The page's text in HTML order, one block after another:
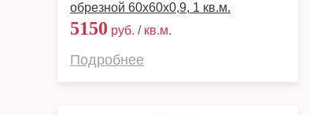
обрезной 60x60x0,9, 1 кв.м.
5150 руб. / кв.м.
Подробнее